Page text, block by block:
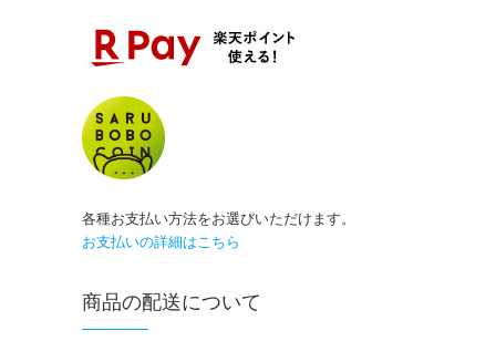
各種お支払い方法をお選びいただけます。
お支払いの詳細はこちら
商品の配送について